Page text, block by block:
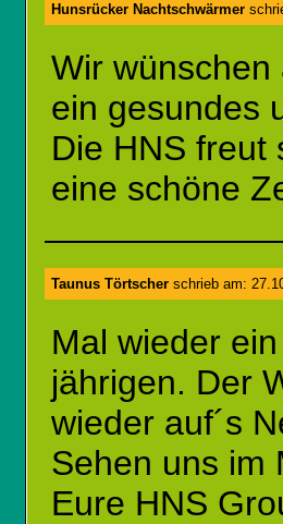
Hunsrücker Nachtschwärmer
Wir
ein gesundes
Die HNS freut
eine schöne
Taunus Törtscher schrieb am:
Mal wieder
jährigen. Der
wieder auf´s
Sehen uns im
Eure HNS